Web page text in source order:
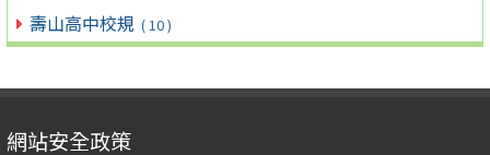
壽山高中校規 ( 10 )
網站安全政策